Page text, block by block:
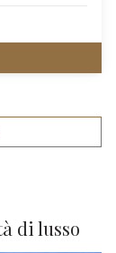
di lusso